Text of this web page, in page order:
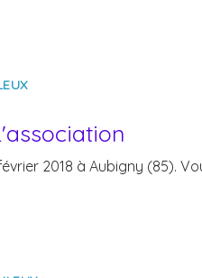
2018 à Aubigny (85).